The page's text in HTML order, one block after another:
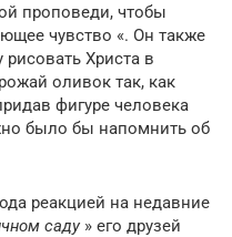
проповеди, чтобы
чувство «. Он также
Христа в
оливок так, как
фигуре человека
было бы напомнить об
реакцией на недавние
саду» его друзей